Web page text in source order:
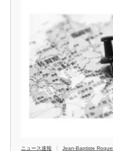
ニュース速報 Jean-Baptiste